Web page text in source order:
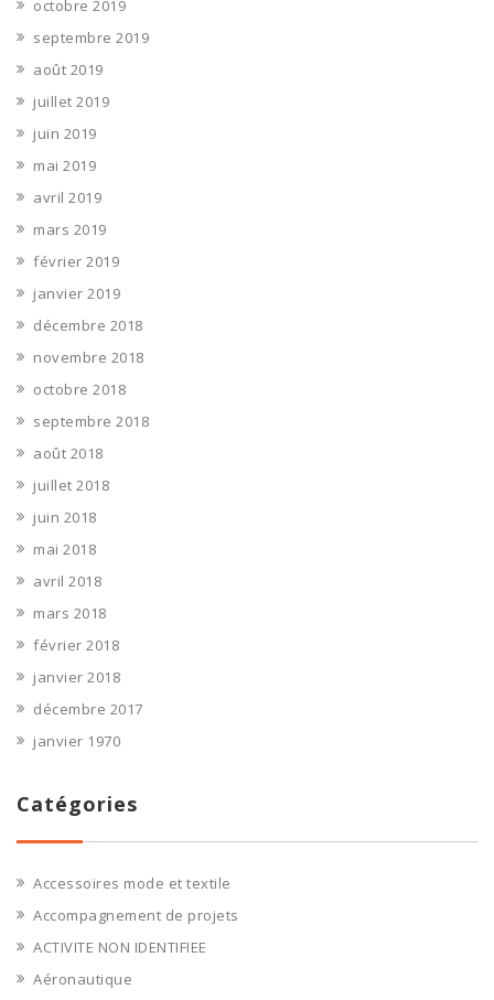
octobre 2019
septembre 2019
août 2019
juillet 2019
juin 2019
mai 2019
avril 2019
mars 2019
février 2019
janvier 2019
décembre 2018
novembre 2018
octobre 2018
septembre 2018
août 2018
juillet 2018
juin 2018
mai 2018
avril 2018
mars 2018
février 2018
janvier 2018
décembre 2017
janvier 1970
Catégories
Accessoires mode et textile
Accompagnement de projets
ACTIVITE NON IDENTIFIEE
Aéronautique